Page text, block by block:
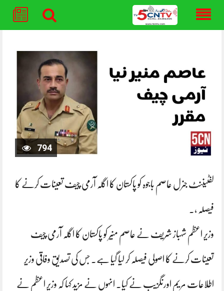
794
لفٹیننٹ جنرل عاصم باجوہ کو پاکستان کا اگلہ آرمی چیف تعینات کرنے کا
فیصلہ ،۔
وزیر اعظم شہباز شریف نے عاصم منیر کو پاکستان کا اگلہ آرمی چیف
تعینات کرنے کا اصولی فیصلہ کر لیا گیا ہے۔ جس کی تصدیق وفاقی وزیر
اطلاعات مریم اورنگزیب نے کیا۔ انہوں نے مزید کہا کہ وزیر اعظم نے